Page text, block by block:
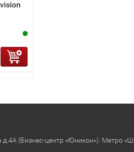
д.4А (Бизнес-центр «Юникон»). Метро